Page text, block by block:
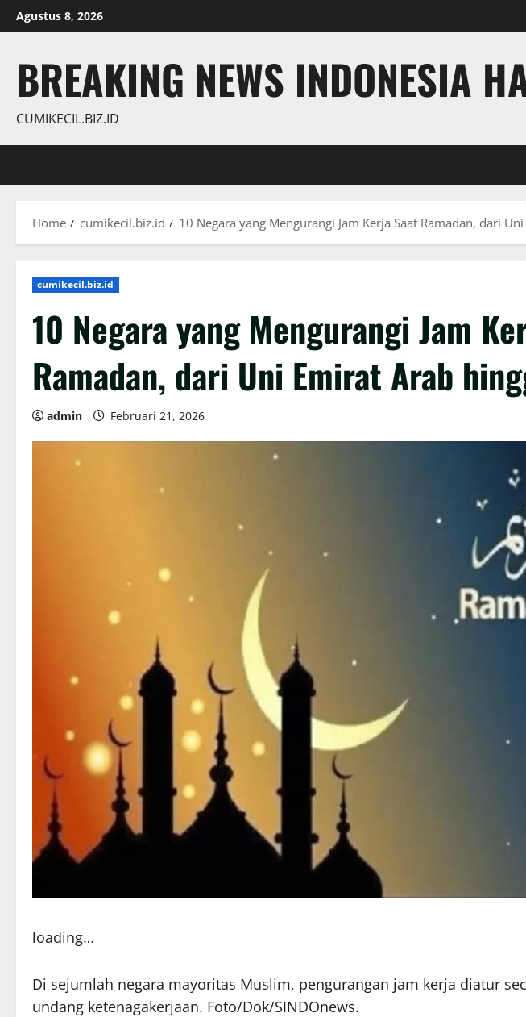
Skip
to
Agustus 8, 2026
BREAKING NEWS INDONESIA
CUMIKECIL.BIZ.ID
Home cumikecil.biz.id 10 Negara yang Mengurangi Jam Kerja Saat Ramadan, dari
cumikecil.biz.id
10 Negara yang Mengurangi Jam
Ramadan, dari Uni Emirat Arab
admin Februari 21, 2026
loading…
Di sejumlah negara mayoritas Muslim, pengurangan jam kerja diatur
undang ketenagakerjaan. Foto/Dok/SINDOnews.